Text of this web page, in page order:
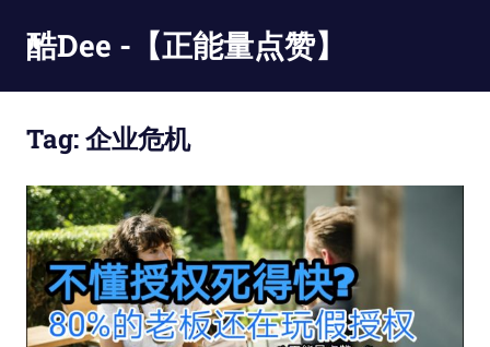
content
酷Dee -【正能量点赞】
最
有
更
酷
Tag:企业危机